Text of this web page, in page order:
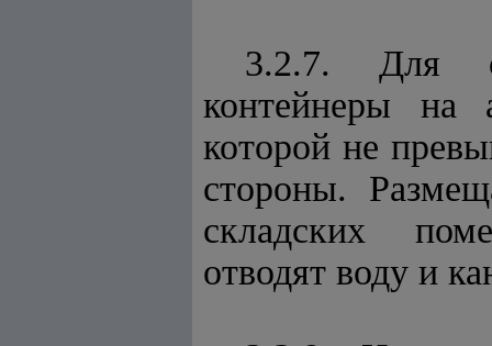
3.2.7. Для
контейнеры на
которой не
стороны.
складских
отводят воду и